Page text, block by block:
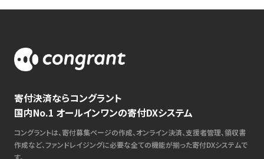
寄付決済ならコングラント
国内No.1 オールインワンの寄付DXシステム
コングラントは、寄付募集ページの作成、オンライン決済、支援者管理、領収書
作成など、ファンドレイジングに必要な全ての機能が揃った寄付DXシステムで
す。